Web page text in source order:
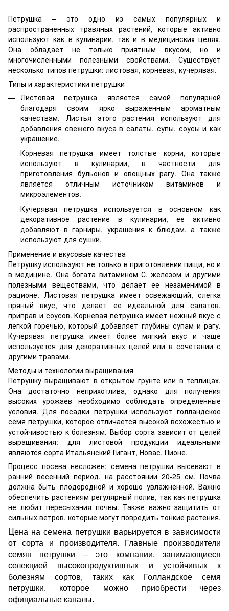
Петрушка – это одно из самых популярных и
распространенных травяных растений, которые активно
используют как в кулинарии, так и в медицинских целях.
Она обладает не только приятным вкусом, но и
многочисленными полезными свойствами. Существует
несколько типов петрушки: листовая, корневая, кучерявая.
Типы и характеристики петрушки
Листовая петрушка является самой популярной
благодаря своим ярко выраженным ароматным
качествам. Листья этого растения используют для
добавления свежего вкуса в салаты, супы, соусы и как
украшение.
Корневая петрушка имеет толстые корни, которые
используют в кулинарии, в частности для
приготовления бульонов и овощных рагу. Она также
является отличным источником витаминов и
микроэлементов.
Кучерявая петрушка используется в основном как
декоративное растение в кулинарии, ее активно
добавляют в гарниры, украшения к блюдам, а также
используют для сушки.
Применение и вкусовые качества
Петрушку используют не только в приготовлении пищи, но и
в медицине. Она богата витамином С, железом и другими
полезными веществами, что делает ее незаменимой в
рационе. Листовая петрушка имеет освежающий, слегка
пряный вкус, что делает ее идеальной для салатов,
приправ и соусов. Корневая петрушка имеет нежный вкус с
легкой горечью, который добавляет глубины супам и рагу.
Кучерявая петрушка имеет более мягкий вкус и чаще
используется для декоративных целей или в сочетании с
другими травами.
Методы и технологии выращивания
Петрушку выращивают в открытом грунте или в теплицах.
Она достаточно неприхотлива, однако для получения
высоких урожаев необходимо соблюдать определенные
условия. Для посадки петрушки используют голландское
семя петрушки, которое отличается высокой всхожестью и
устойчивостью к болезням. Выбор сорта зависит от целей
выращивания: для листовой продукции идеальными
являются сорта Итальянский Гигант, Новас, Пионе.
Процесс посева несложен: семена петрушки высевают в
ранний весенний период, на расстоянии 20-25 см. Почва
должна быть плодородной и хорошо увлажненной. Важно
обеспечить растениям регулярный полив, так как петрушка
не любит пересыхания почвы. Также важно защитить от
сильных ветров, которые могут повредить тонкие растения.
Цена на семена петрушки варьируется в зависимости
от сорта и производителя. Главные производители
семян петрушки – это компании, занимающиеся
селекцией высокопродуктивных и устойчивых к
болезням сортов, таких как Голландское семя
петрушки, которое можно приобрести через
официальные каналы.